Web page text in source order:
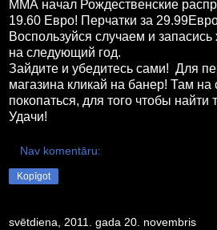
ММА начал Рождественские
19.60 Евро! Перчатки за
Воспользуйся случаем и
на следующий год.
Зайдите и убедитесь сами! Для
магазина кликай на банер! Там
покопаться, для того чтобы найти
Удачи!
Nav komentāru:
Kopīgot
svētdiena, 2011. gada 20. novembris